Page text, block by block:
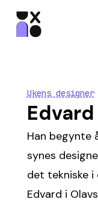
Ukens designer
Han begynte
synes
det tekniske i
Edvard i